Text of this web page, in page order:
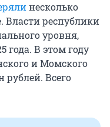
несколько
Власти республики
уровня,
года. В этом году
и Момского
рублей. Всего